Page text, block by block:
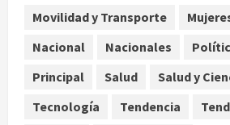
5
discurso como
Colombia con
agosto 8, 2026
Movilidad y Transporte
Nacional
Nacionales
Principal
Salud Salud y
Tecnología
Tendencia